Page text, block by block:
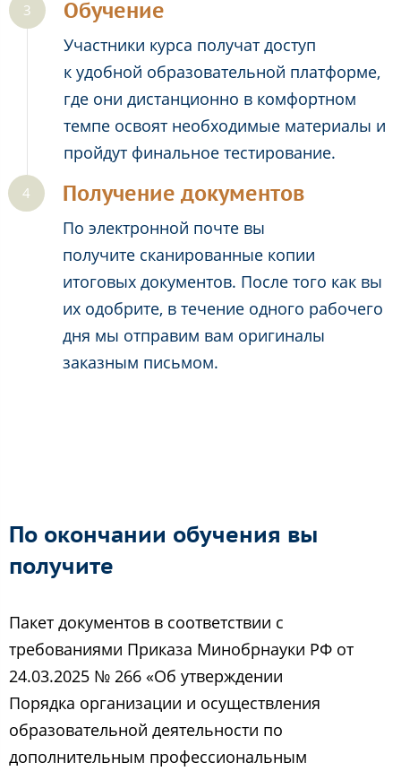
Обучение
Участники курса получат доступ
к удобной образовательной платформе,
где они дистанционно в комфортном
темпе освоят необходимые материалы и
пройдут финальное тестирование.
Получение документов
По электронной почте вы
получите сканированные копии
итоговых документов. После того как вы
их одобрите, в течение одного рабочего
дня мы отправим вам оригиналы
заказным письмом.
По окончании обучения вы
получите
Пакет документов в соответствии с
требованиями Приказа Минобрнауки РФ от
24.03.2025 № 266 «Об утверждении
Порядка организации и осуществления
образовательной деятельности по
дополнительным профессиональным